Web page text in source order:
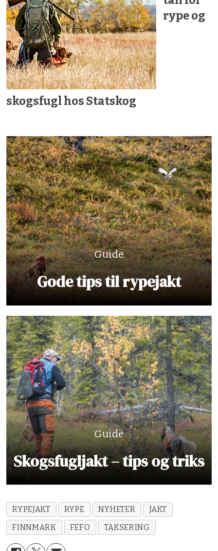
rype og
skogsfugl hos Statskog
Guide
Gode tips til rypejakt
Guide
Skogsfugljakt – tips og triks
RYPEJAKT RYPE NYHETER
JAKT
FINNMARK
FEFO TAKSERING